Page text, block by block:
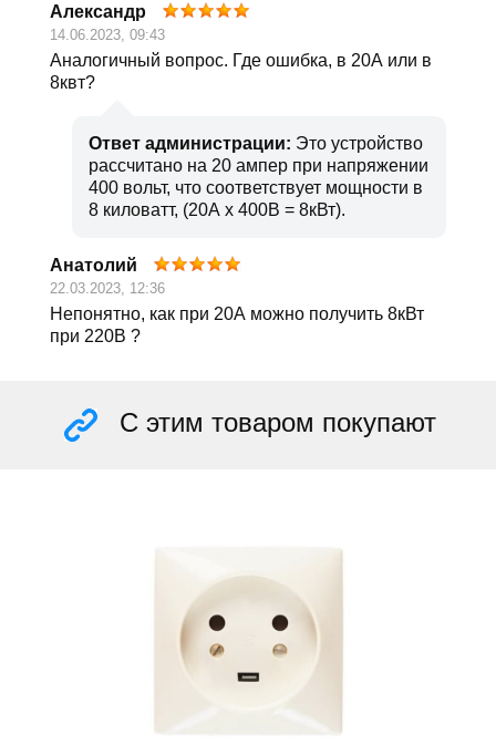
Александр
14.06.2023, 09:43
Аналогичный вопрос. Где ошибка, в 20А или в
8квт?
Ответ администрации: Это устройство
рассчитано на 20 ампер при напряжении
400 вольт, что соответствует мощности в
8 киловатт, (20А х 400В = 8кВт).
Анатолий
22.03.2023, 12:36
Непонятно, как при 20А можно получить 8кВт
при 220В ?
С этим товаром покупают